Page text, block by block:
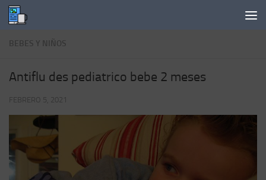
Saltar al contenido
BEBES Y NIÑOS
Antiflu des pediatrico bebe 2 meses
FEBRERO 5, 2021